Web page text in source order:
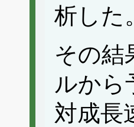
析した
その結
ルから
対成長